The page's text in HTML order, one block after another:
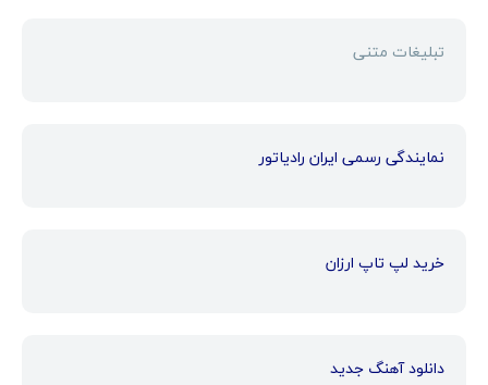
تبلیغات متنی
نمایندگی رسمی ایران رادیاتور
خرید لپ تاپ ارزان
دانلود آهنگ جدید